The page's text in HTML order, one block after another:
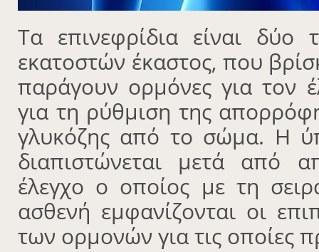
Τα επινεφρίδια είναι δύο
εκατοστών έκαστος, που
παράγουν ορμόνες για τον
για τη ρύθμιση της
γλυκόζης από το σώμα. Η
διαπιστώνεται μετά από
έλεγχο ο οποίος με τη
ασθενή εμφανίζονται οι
των ορμονών για τις οποίες